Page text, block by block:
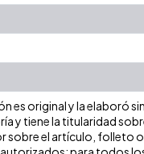
es original y la elaboró
y tiene la titularidad
el artículo, folleto o